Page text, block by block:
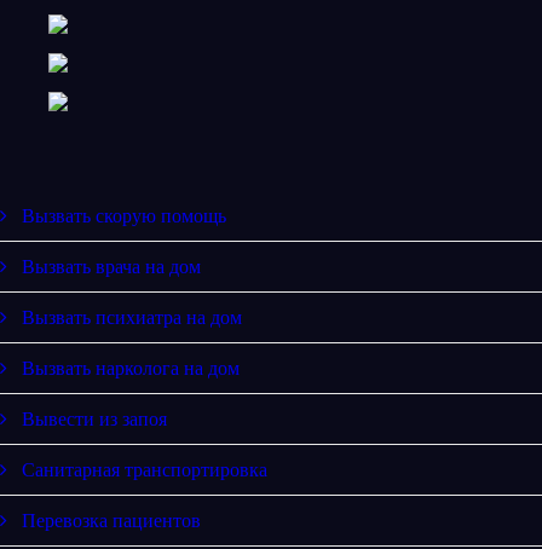
Вызвать скорую помощь
Вызвать врача на дом
Вызвать психиатра на дом
Вызвать нарколога на дом
Вывести из запоя
Санитарная транспортировка
Перевозка пациентов